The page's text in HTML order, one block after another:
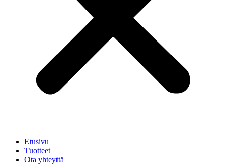
Etusivu
Tuotteet
Ota yhteyttä